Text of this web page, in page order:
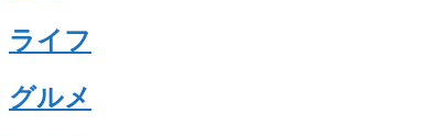
ライフ
グルメ